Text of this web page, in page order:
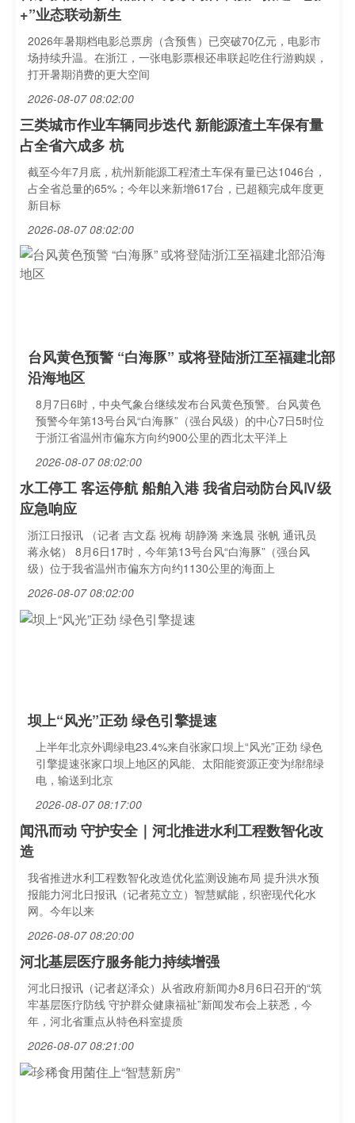
+”业态联动新生
2026年暑期档电影总票房（含预售）已突破70亿元，电影市
场持续升温。在浙江，一张电影票根还串联起吃住行游购娱，
打开暑期消费的更大空间
2026-08-07 08:02:00
三类城市作业车辆同步迭代 新能源渣土车保有量
占全省六成多 杭
截至今年7月底，杭州新能源工程渣土车保有量已达1046台，
占全省总量的65%；今年以来新增617台，已超额完成年度更
新目标
2026-08-07 08:02:00
台风黄色预警 “白海豚” 或将登陆浙江至福建北部
沿海地区
8月7日6时，中央气象台继续发布台风黄色预警。台风黄色
预警今年第13号台风“白海豚”（强台风级）的中心7日5时位
于浙江省温州市偏东方向约900公里的西北太平洋上
2026-08-07 08:02:00
水工停工 客运停航 船舶入港 我省启动防台风Ⅳ级
应急响应
浙江日报讯 （记者 吉文磊 祝梅 胡静漪 来逸晨 张帆 通讯员
蒋永铭） 8月6日17时，今年第13号台风“白海豚”（强台风
级）位于我省温州市偏东方向约1130公里的海面上
2026-08-07 08:02:00
坝上“风光”正劲 绿色引擎提速
上半年北京外调绿电23.4%来自张家口坝上“风光”正劲 绿色
引擎提速张家口坝上地区的风能、太阳能资源正变为绵绵绿
电，输送到北京
2026-08-07 08:17:00
闻汛而动 守护安全｜河北推进水利工程数智化改
造
我省推进水利工程数智化改造优化监测设施布局 提升洪水预
报能力河北日报讯（记者苑立立）智慧赋能，织密现代化水
网。今年以来
2026-08-07 08:20:00
河北基层医疗服务能力持续增强
河北日报讯（记者赵泽众）从省政府新闻办8月6日召开的“筑
牢基层医疗防线 守护群众健康福祉”新闻发布会上获悉，今
年，河北省重点从特色科室提质
2026-08-07 08:21:00